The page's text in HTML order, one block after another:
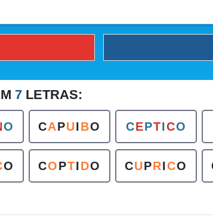
7 LETRAS:
O CAPUIBO CEPTICO
O COPTIDO CUPRICO